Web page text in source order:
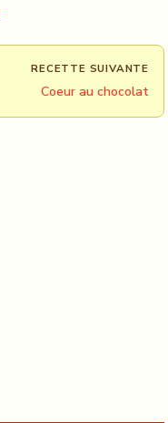
RECETTE SUIVANTE
Coeur au chocolat